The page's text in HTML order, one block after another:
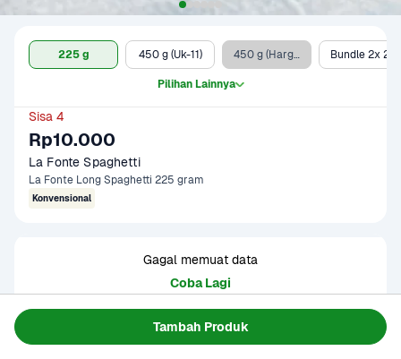
Tambah Produk
225 g 450 g (Uk-11) 450 g (Harga Promo)
Pilihan Lainnya
Sisa 4
Rp10.000
La Fonte Spaghetti
La Fonte Long Spaghetti 225 gram
Konvensional
Gagal memuat data
Coba Lagi
Informasi Produk